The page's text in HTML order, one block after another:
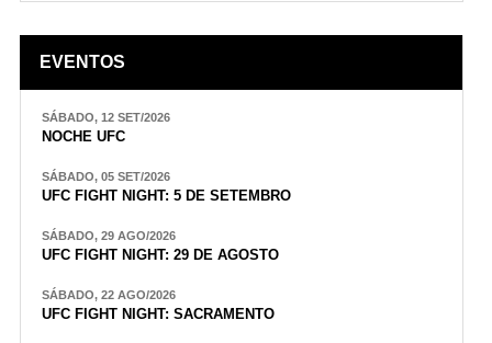
EVENTOS
SÁBADO, 12 SET/2026
NOCHE UFC
SÁBADO, 05 SET/2026
UFC FIGHT NIGHT: 5 DE SETEMBRO
SÁBADO, 29 AGO/2026
UFC FIGHT NIGHT: 29 DE AGOSTO
SÁBADO, 22 AGO/2026
UFC FIGHT NIGHT: SACRAMENTO